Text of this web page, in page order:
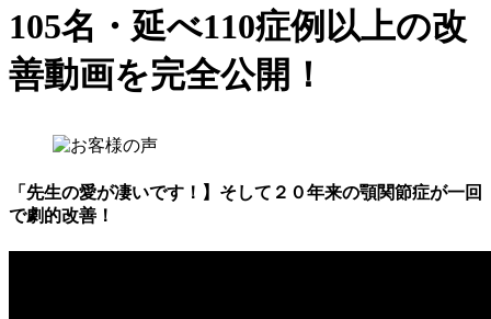
105名・延べ110症例以上の改
善動画を完全公開！
「先生の愛が凄いです！】そして２０年来の顎関節症が一回
で劇的改善！